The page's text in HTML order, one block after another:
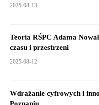
2025-08-13
Teoria RŚPC Adama
czasu i przestrzeni
2025-08-12
Wdrażanie cyfrowych i
Poznaniu